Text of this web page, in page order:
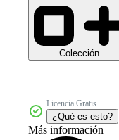
Colección
Licencia Gratis
¿Qué es esto?
Más información